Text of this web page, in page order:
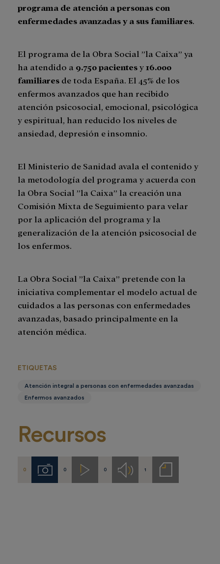
programa de atención a personas con
enfermedades avanzadas y a sus familiares.
El programa de la Obra Social ”la Caixa” ya
ha atendido a 9.750 pacientesy16.000
familiares de toda España. El 45% de los
enfermos avanzados que han recibido
atención psicosocial, emocional, psicológica
y espiritual, han reducido los niveles de
ansiedad, depresión e insomnio.
El Ministerio de Sanidad avala el contenido y
la metodología del programa y acuerda con
la Obra Social ”la Caixa” la creación una
Comisión Mixta de Seguimiento para velar
por la aplicación del programa y la
generalización de la atención psicosocial de
los enfermos.
La Obra Social ”la Caixa” pretende con la
iniciativa complementar el modelo actual de
cuidados a las personas con enfermedades
avanzadas, basado principalmente en la
atención médica.
ETIQUETAS
Atención integral a personas con enfermedades avanzadas
Enfermos avanzados
Recursos
0 Imágenes
0 Videos
0 Audios1
Notas
de